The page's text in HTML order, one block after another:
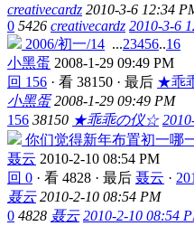
creativecardz 2010-3-6 12:34
0 5426 creativecardz 2010-3-6
2006/初一/14 ...23456..16
小黑蛋 2008-1-29 09:49 PM
回 156 · 看 38150 · 最后 ★乖
小黑蛋 2008-1-29 09:49 PM
156 38150 ★乖乖の仪☆
你们觉得新年布置初一哪
聂云 2010-2-10 08:54 PM
回 0 · 看 4828 · 最后 聂云 ·
聂云 2010-2-10 08:54 PM
0 4828 聂云 2010-2-10 08:54